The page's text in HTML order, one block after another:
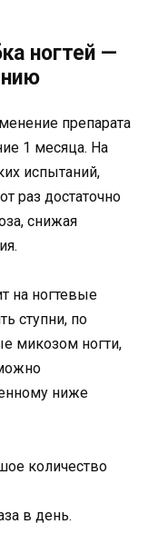
ногтей —
препарата
1 месяца. На
испытаний,
раз достаточно
снижая
на ногтевые
ступни, по
микозом ногти,
ниже
количество
в день.